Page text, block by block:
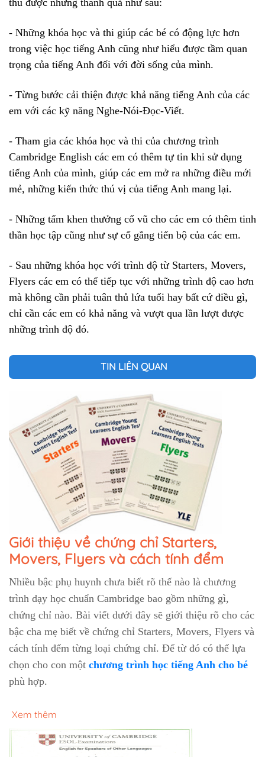
thu được những thành quả như sau:
- Những khóa học và thi giúp các bé có động lực hơn
trong việc học tiếng Anh cũng như hiểu được tầm quan
trọng của tiếng Anh đối với đời sống của mình.
- Từng bước cải thiện được khả năng tiếng Anh của các
em với các kỹ năng Nghe-Nói-Đọc-Viết.
- Tham gia các khóa học và thi của chương trình
Cambridge English các em có thêm tự tin khi sử dụng
tiếng Anh của mình, giúp các em mở ra những điều mới
mẻ, những kiến thức thú vị của tiếng Anh mang lại.
- Những tấm khen thưởng cổ vũ cho các em có thêm tinh
thần học tập cũng như sự cố gắng tiến bộ của các em.
- Sau những khóa học với trình độ từ Starters, Movers,
Flyers các em có thể tiếp tục với những trình độ cao hơn
mà không cần phải tuân thủ lứa tuổi hay bất cứ điều gì,
chỉ cần các em có khả năng và vượt qua lần lượt được
những trình độ đó.
TIN LIÊN QUAN
Giới thiệu về chứng chỉ Starters,
Movers, Flyers và cách tính đểm
Nhiều bậc phụ huynh chưa biết rõ thế nào là chương
trình dạy học chuẩn Cambridge bao gồm những gì,
chứng chỉ nào. Bài viết dưới đây sẽ giới thiệu rõ cho các
bậc cha mẹ biết về chứng chỉ Starters, Movers, Flyers và
cách tính đểm từng loại chứng chỉ. Để từ đó có thể lựa
chọn cho con một chương trình học tiếng Anh cho bé
phù hợp.
Xem thêm